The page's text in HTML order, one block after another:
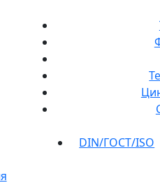
DIN/ГОСТ/ISO